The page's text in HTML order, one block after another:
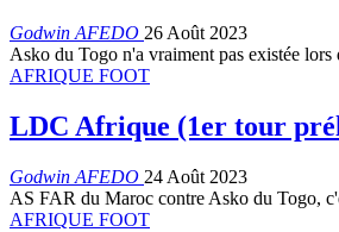
Godwin AFEDO 26 Août 2023
Asko du Togo n'a vraiment pas existée
AFRIQUE FOOT
LDC Afrique (1er tour
Godwin AFEDO 24 Août 2023
AS FAR du Maroc contre Asko du Togo,
AFRIQUE FOOT